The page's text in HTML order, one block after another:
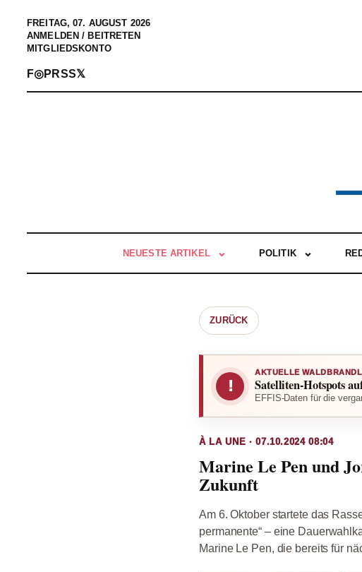
FREITAG, 07. AUGUST 2026
ANMELDEN / BEITRETEN
MITGLIEDSKONTO
F◎PRSS𝕏
NEUESTE ARTIKEL POLITIK
ZURÜCK
!
AKTUELLE
Satelliten-Hotspots
EFFIS-Daten für die
À LA UNE · 07.10.2024 08:04
Marine Le Pen und
Zukunft
Am 6. Oktober startete das
permanente“ – eine
Marine Le Pen, die bereits für